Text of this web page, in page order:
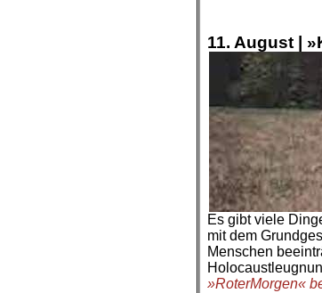
11. August |
Es gibt viele
mit dem
Menschen
»RoterMorgen«